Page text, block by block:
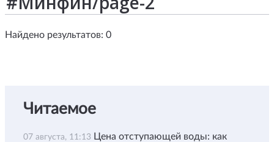
Найдено результатов: 0
Читаемое
07 августа, 11:13 Цена отступающей воды: как